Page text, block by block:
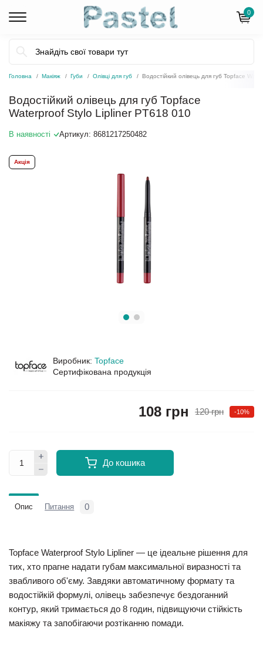
0
Головна Макіяж Губи Олівці для губ Водостійкий олівець для губ Topface
Водостійкий олівець для губ Topface
Waterproof Stylo Lipliner PT618 010
В наявності Артикул: 8681217250482
Акція
Виробник: Topface
Сертифікована продукція
120 грн -10%
108 грн
До кошика
Опис Питання 0
Topface Waterproof Stylo Lipliner — це ідеальне рішення для
тих, хто прагне надати губам максимальної виразності та
звабливого об'єму. Завдяки автоматичному формату та
водостійкій формулі, олівець забезпечує бездоганний
контур, який тримається до 8 годин, підвищуючи стійкість
макіяжу та запобігаючи розтіканню помади.